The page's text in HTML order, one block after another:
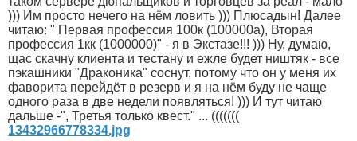
))) Им просто нечего на нём ловить ))) Плюсадын! Далее
читаю: " Первая профессия 100к (100000а), Вторая
профессия 1кк (1000000)" - я в Экстазе!!! ))) Ну, думаю,
щас скачну клиента и тестану и ежле будет ништяк - все
пэкашники "Драконика" соснут, потому что он у меня их
фаворита перейдёт в резерв и я на нём буду не чаще
одного раза в две недели появляться! ))) И тут читаю
дальше -", Третья только квест." ... (((((((
13432966778334.jpg